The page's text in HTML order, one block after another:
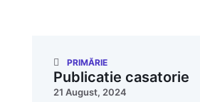
PRIMĂRIE
Publicatie casatorie
21 August, 2024